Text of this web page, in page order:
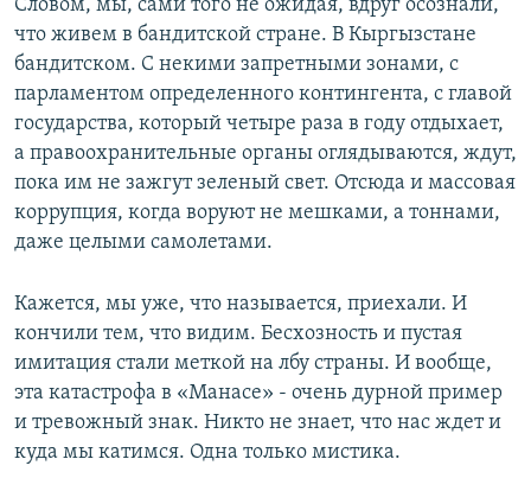
Словом, мы, сами того не ожидая, вдруг осознали,
что живем в бандитской стране. В Кыргызстане
бандитском. С некими запретными зонами, с
парламентом определенного контингента, с главой
государства, который четыре раза в году отдыхает,
а правоохранительные органы оглядываются, ждут,
пока им не зажгут зеленый свет. Отсюда и массовая
коррупция, когда воруют не мешками, а тоннами,
даже целыми самолетами.
Кажется, мы уже, что называется, приехали. И
кончили тем, что видим. Бесхозность и пустая
имитация стали меткой на лбу страны. И вообще,
эта катастрофа в «Манасе» - очень дурной пример
и тревожный знак. Никто не знает, что нас ждет и
куда мы катимся. Одна только мистика.